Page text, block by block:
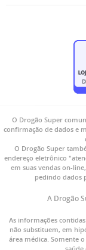
O Drogão Super
confirmação de dados e
O Drogão Super
endereço eletrônico
em suas vendas on-
pedindo dados
A Drogão
As informações
não substituem, em
área médica. Somente